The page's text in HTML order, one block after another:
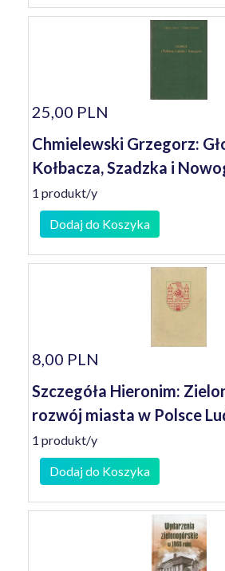
25,00 PLN
Chmielewski Grzegorz:
Kołbacza, Szadzka i
1 produkt/y
Dodaj do Koszyka
8,00 PLN
Szczegóła Hieronim:
rozwój miasta w Polsce
1 produkt/y
Dodaj do Koszyka